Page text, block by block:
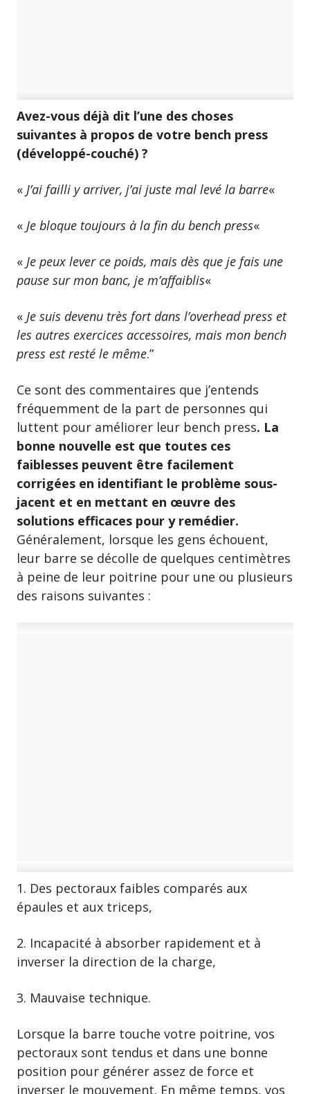
Avez-vous déjà dit l’une des choses
suivantes à propos de votre bench press
(développé-couché) ?
« J’ai failli y arriver, j’ai juste mal levé la barre«
« Je bloque toujours à la fin du bench press«
« Je peux lever ce poids, mais dès que je fais une
pause sur mon banc, je m’affaiblis«
« Je suis devenu très fort dans l’overhead press et
les autres exercices accessoires, mais mon bench
press est resté le même.”
Ce sont des commentaires que j’entends
fréquemment de la part de personnes qui
luttent pour améliorer leur bench press. La
bonne nouvelle est que toutes ces
faiblesses peuvent être facilement
corrigées en identifiant le problème sous-
jacent et en mettant en œuvre des
solutions efficaces pour y remédier.
Généralement, lorsque les gens échouent,
leur barre se décolle de quelques centimètres
à peine de leur poitrine pour une ou plusieurs
des raisons suivantes :
1. Des pectoraux faibles comparés aux
épaules et aux triceps,
2. Incapacité à absorber rapidement et à
inverser la direction de la charge,
3. Mauvaise technique.
Lorsque la barre touche votre poitrine, vos
pectoraux sont tendus et dans une bonne
position pour générer assez de force et
inverser le mouvement. En même temps, vos